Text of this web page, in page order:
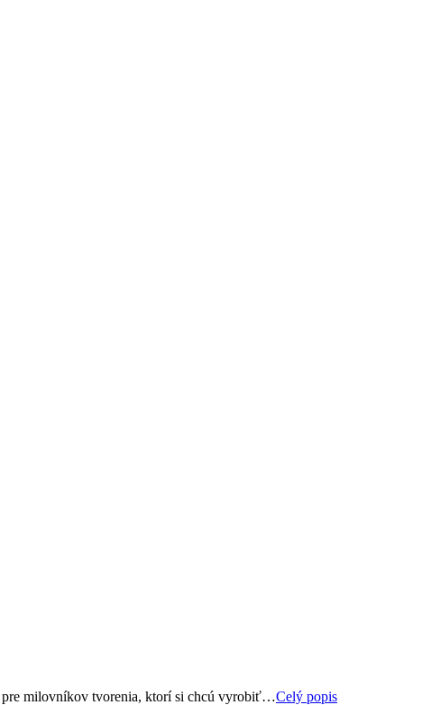
pre milovníkov tvorenia, ktorí si chcú vyrobiť…Celý popis